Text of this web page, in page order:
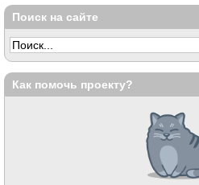
Поиск на сайте
Как помочь проекту?